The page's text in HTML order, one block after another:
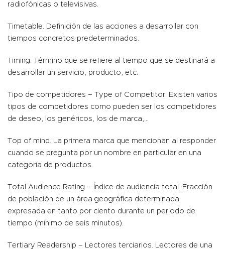
radiofónicas o televisivas.
Timetable. Definición de las acciones a desarrollar con
tiempos concretos predeterminados.
Timing. Término que se refiere al tiempo que se destinará a
desarrollar un servicio, producto, etc.
Tipo de competidores – Type of Competitor. Existen varios
tipos de competidores como pueden ser los competidores
de deseo, los genéricos, los de marca,…
Top of mind. La primera marca que mencionan al responder
cuando se pregunta por un nombre en particular en una
categoría de productos.
Total Audience Rating – Índice de audiencia total. Fracción
de población de un área geográfica determinada
expresada en tanto por ciento durante un periodo de
tiempo (mínimo de seis minutos).
Tertiary Readership – Lectores terciarios. Lectores de una